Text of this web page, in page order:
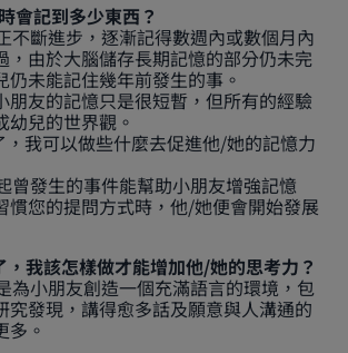
會記到多少東西？
不斷進步，逐漸記得數週內或數個月內
，由於大腦儲存長期記憶的部分仍未完
仍未能記住幾年前發生的事。
朋友的記憶只是很短暫，但所有的經驗
幼兒的世界觀。
，我可以做些什麼去促進他/她的記憶力
曾發生的事件能幫助小朋友增強記憶
慣您的提問方式時，他/她便會開始發展
，我該怎樣做才能增加他/她的思考力？
為小朋友創造一個充滿語言的環境，包
究發現，講得愈多話及願意與人溝通的
多。